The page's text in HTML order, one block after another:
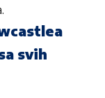
svih